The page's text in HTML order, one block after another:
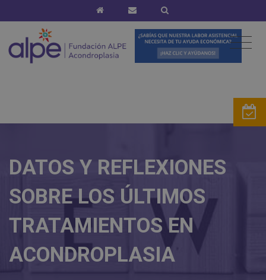
DATOS Y REFLEXIONES
SOBRE LOS ÚLTIMOS
TRATAMIENTOS EN
ACONDROPLASIA